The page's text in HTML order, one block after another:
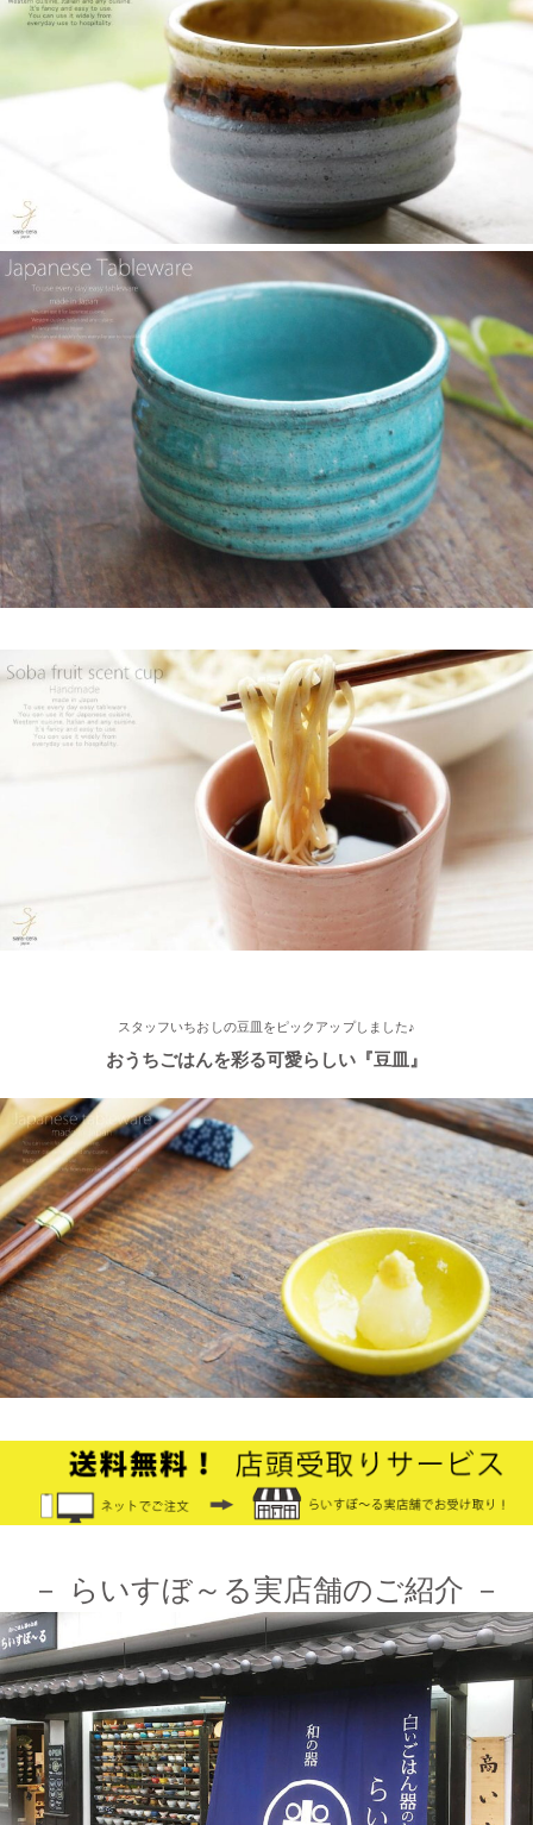
≪テレビで紹介されました≫ 2025年4月16日～30日 CCNet ケー
ブルテレビ しょぴもる『まちの素敵な歩き方』で 白いごはん器
のお店 らいすぼーる 小牧店が紹介されました。
≪テレビで紹介されました≫ 2024年2月29日 中京テレビ キャッ
チ！『名鉄小牧線ぶらり旅～味岡駅編～』で 白いごはん器のお
店 らいすぼーる 小牧店が紹介されました。
2025/2/5
らいすぼ～るのYouTube公式チャンネルがスタートしました！ぜ
ひご覧ください。チャンネル登録お願いします♪
2025/2/5
≪テレビで紹介されました≫ 2024年1月21日 大垣ケーブルテレ
ビ『里見まさとのご町内探訪 おちょぼさんの参道をぶらぶら歩
くふれあい散歩』で 白いごはん器のお店 らいすぼーる 千代保稲
荷神社店が紹介されました。
≪おすすめ≫ちょこっとがうれしい♪何個あっても便利な手づく
り豆皿
≪第2弾 公式Youtubeチャンネル お買い物モニターアンバサダー
大募集☆≫ 詳しくはらいすぼ～るインスタグラムをチェッ
2025/2/4
が白いごはん器のお店 らいすぼーる 春日井店にいらっしゃいま
2025/2/4
≪テレビで紹介されました≫ 2021年9月5日 中京テレビ キャッ
チ！『金額当て中継 コレいくらでSHOW！』生放送のコーナー
で 白いごはん器のお店 らいすぼーる 小牧店が出演しました。
2024/12/4
オフィシャルショップがリニューアルしました！お客様により快
適にお買い物をお楽しみいただけるよう、表示速度などを改善し
ました。みなさまのご利用をお待ちしております。
2024/10/26
≪第1弾 公式Youtubeチャンネル お買い物モニターアンバサダー
大募集☆≫ 詳しくはらいすぼ～るインスタグラムをチェッ
2024/3/12
≪テレビで紹介されました≫ 2021年7月12日 CBCテレビ まちイ
チ nice to people『春日井市・専門店』巡りで TKOの木本武宏さ
んが白いごはん器のお店 らいすぼーる 春日井店にいらっしゃい
ました。
2024/3/12
スタッフいちおしの豆皿をピックアップしました♪
おうちごはんを彩る可愛らしい『豆皿』
－ らいすぼ～る実店舗のご紹介 －